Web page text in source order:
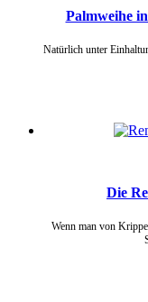
Palmweihe
Natürlich unter
Die
Wenn man von